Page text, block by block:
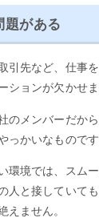
題がある
引先など、仕事
ションが欠かせま
のメンバーだか
っかいなものです
環境では、スム
人と接していて
えません。